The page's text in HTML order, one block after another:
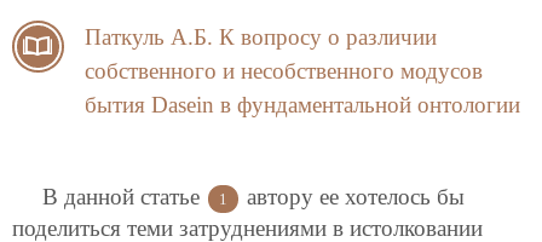
Паткуль А.Б. К вопросу о различии
собственного и несобственного модусов
бытия Dasein в фундаментальной онтологии
В данной статье 1
автору ее хотелось бы
поделиться теми затруднениями в истолковании